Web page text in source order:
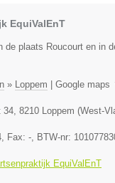
EquiValEnT
de plaats Roucourt en in
» Loppem Google maps
34, 8210 Loppem (West-
, Fax: -, BTW-nr:
EquiValEnT